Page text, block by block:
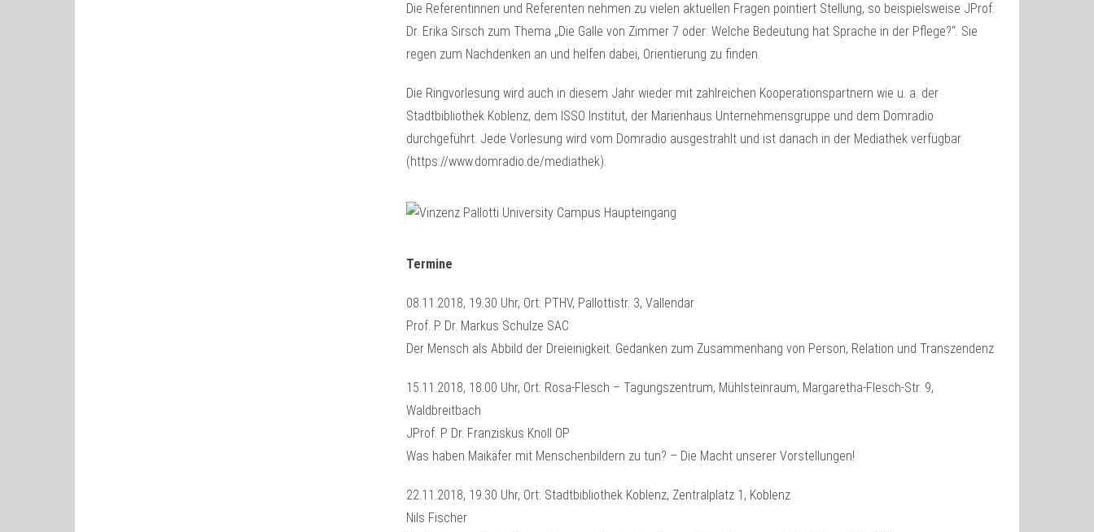
Die Referentinnen und Referenten nehmen zu vielen aktuellen Fragen pointiert Stellung, so beispielsweise JProf.
Dr. Erika Sirsch zum Thema „Die Galle von Zimmer 7 oder: Welche Bedeutung hat Sprache in der Pflege?“. Sie
regen zum Nachdenken an und helfen dabei, Orientierung zu finden.
Die Ringvorlesung wird auch in diesem Jahr wieder mit zahlreichen Kooperationspartnern wie u. a. der
Stadtbibliothek Koblenz, dem ISSO Institut, der Marienhaus Unternehmensgruppe und dem Domradio
durchgeführt. Jede Vorlesung wird vom Domradio ausgestrahlt und ist danach in der Mediathek verfügbar
(https://www.domradio.de/mediathek).
Termine
08.11.2018, 19.30 Uhr, Ort: PTHV, Pallottistr. 3, Vallendar
Prof. P. Dr. Markus Schulze SAC
Der Mensch als Abbild der Dreieinigkeit. Gedanken zum Zusammenhang von Person, Relation und Transzendenz
15.11.2018, 18.00 Uhr, Ort: Rosa-Flesch – Tagungszentrum, Mühlsteinraum, Margaretha-Flesch-Str. 9,
Waldbreitbach
JProf. P. Dr. Franziskus Knoll OP
Was haben Maikäfer mit Menschenbildern zu tun? – Die Macht unserer Vorstellungen!
22.11.2018, 19.30 Uhr, Ort: Stadtbibliothek Koblenz, Zentralplatz 1, Koblenz
Nils Fischer